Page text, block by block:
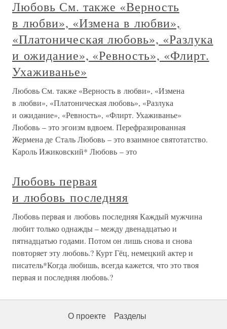
Любовь См. также «Верность
в любви», «Измена в любви»,
«Платоническая любовь», «Разлука
и ожидание», «Ревность», «Флирт.
Ухаживанье»
Любовь См. также «Верность в любви», «Измена
в любви», «Платоническая любовь», «Разлука
и ожидание», «Ревность», «Флирт. Ухаживанье»
Любовь – это эгоизм вдвоем. Перефразированная
Жермена де Сталь Любовь – это взаимное святотатство.
Кароль Ижиковский* Любовь – это
Любовь первая
и любовь последняя
Любовь первая и любовь последняя Каждый мужчина
любит только однажды – между двенадцатью и
пятнадцатью годами. Потом он лишь снова и снова
повторяет эту любовь.? Курт Гёц, немецкий актер и
писатель*Когда любишь, всегда кажется, что это твоя
первая и последняя любовь.?
О проекте Разделы